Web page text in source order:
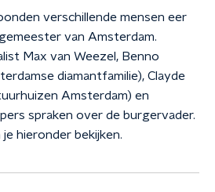
verschillende mensen eer
van Amsterdam.
Max van Weezel, Benno
diamantfamilie), Clayde
Amsterdam) en
spraken over de burgervader.
hieronder bekijken.